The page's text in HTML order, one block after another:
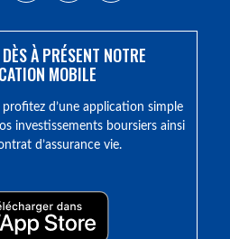
À PRÉSENT NOTRE
MOBILE
profitez d’une application simple
investissements boursiers ainsi
d’assurance vie.